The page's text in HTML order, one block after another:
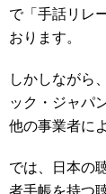
で「手話リレ
おります。
しかしながら
ック・ジャパ
他の事業者に
では、日本の
者手帳を持つ